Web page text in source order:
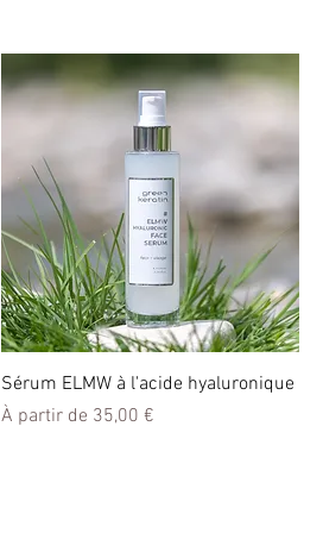
Sérum ELMW à l'acide hyaluronique
À partir de 35,00 €
Prix promotionnel